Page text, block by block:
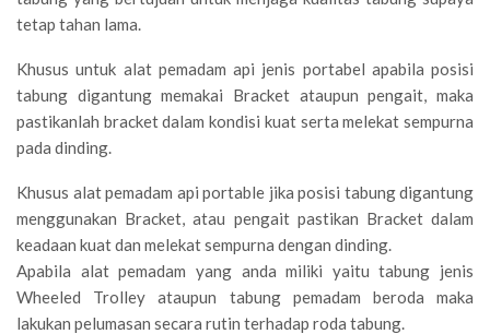
tetap tahan lama.
Khusus untuk alat pemadam api jenis portabel apabila posisi
tabung digantung memakai Bracket ataupun pengait, maka
pastikanlah bracket dalam kondisi kuat serta melekat sempurna
pada dinding.
Khusus alat pemadam api portable jika posisi tabung digantung
menggunakan Bracket, atau pengait pastikan Bracket dalam
keadaan kuat dan melekat sempurna dengan dinding.
Apabila alat pemadam yang anda miliki yaitu tabung jenis
Wheeled Trolley ataupun tabung pemadam beroda maka
lakukan pelumasan secara rutin terhadap roda tabung.